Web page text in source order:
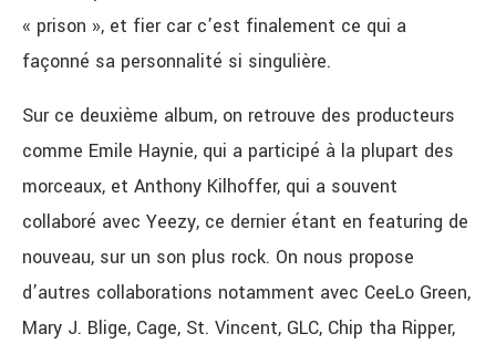
« prison », et fier car c’est finalement ce qui a
façonné sa personnalité si singulière.
Sur ce deuxième album, on retrouve des producteurs
comme Emile Haynie, qui a participé à la plupart des
morceaux, et Anthony Kilhoffer, qui a souvent
collaboré avec Yeezy, ce dernier étant en featuring de
nouveau, sur un son plus rock. On nous propose
d’autres collaborations notamment avec CeeLo Green,
Mary J. Blige, Cage, St. Vincent, GLC, Chip tha Ripper,